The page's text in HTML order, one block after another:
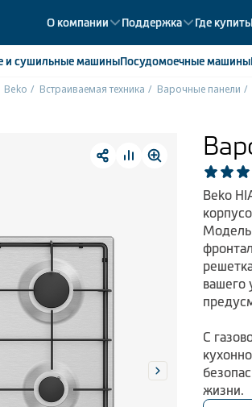
О компании Поддержка Где купить
и сушильные машиныПосудомоечныемашины
Beko Встраиваемая техника Варочные панели
Beko
Модель
вашего
С
жизни.